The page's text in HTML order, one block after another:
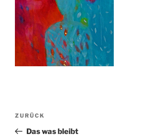
Beitragsnavigation
Vorheriger
Beitrag
ZURÜCK
Das was bleibt